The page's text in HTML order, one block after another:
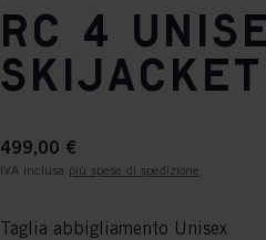
RC 4
499,00 €
IVA inclusa più spese di spedizione
Taglia abbigliamento Unisex